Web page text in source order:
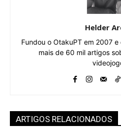
Helder
Fundou o OtakuPT em 2007
mais de 60 mil artigos
ARTIGOS RELACIONADOS